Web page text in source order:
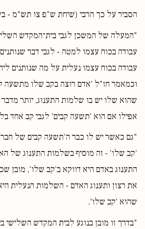
הסביר על כך הרבי (שיחת ש"פ צו תש"מ -
"המעלה של המשכן לגבי בית־המקדש
עבודה בכוח עצמו למטה - לגבי דבר
עבודה בכוח עצמו נעלית על מה שנותנים
וכמאמר חז"ל 'אדם רוצה בקב שלו מתשעה
שהוא שלו יש בו שלמות התענוג, יותר מדבר
אפילו אם הוא 'תשעה קבים' לגבי קב אחד
"גם כאשר יש לו כבר ה'תשעה קבים של
'קב שלו' - זה מוסיף בשלמות התענוג של
התענוג באדם היא דווקא ב'קב שלו', מובן
את רצון ותענוג האדם - השלמות הנעלית
שהוא 'קב שלו'.
"בדרך זו מובן בנוגע לבית המקדש